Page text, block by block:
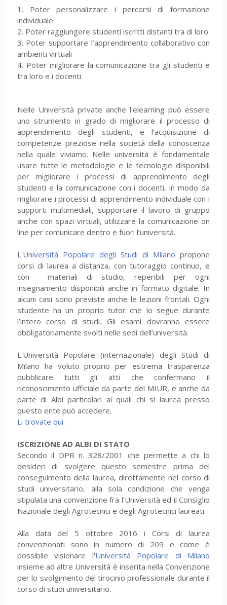
1. Poter personalizzare i percorsi di formazione
individuale
2. Poter raggiungere studenti iscritti distanti tra di loro
3. Poter supportare l’apprendimento collaborativo con
ambienti virtuali
4. Poter migliorare la comunicazione tra gli studenti e
tra loro e i docenti
Nelle Università private anche l'elearning può essere
uno strumento in grado di migliorare il processo di
apprendimento degli studenti, e l’acquisizione di
competenze preziose nella società della conoscenza
nella quale viviamo. Nelle università è fondamentale
usare tutte le metodologie e le tecnologie disponibili
per migliorare i processi di apprendimento degli
studenti e la comunicazione con i docenti, in modo da
migliorare i processi di apprendimento individuale con i
supporti multimediali, supportare il lavoro di gruppo
anche con spazi virtuali, utilizzare la comunicazione on
line per comunicare dentro e fuori l’università.
L'Università Popolare degli Studi di Milano propone
corsi di laurea a distanza, con tutoraggio continuo, e
con materiali di studio, reperibili per ogni
insegnamento disponibili anche in formato digitale. In
alcuni casi sono previste anche le lezioni frontali. Ogni
studente ha un proprio tutor che lo segue durante
l’intero corso di studi. Gli esami dovranno essere
obbligatoriamente svolti nelle sedi dell’università.
L'Università Popolare (internazionale) degli Studi di
Milano ha voluto proprio per estrema trasparenza
pubblicare tutti gli atti che confermano il
riconoscimento ufficiale da parte del MIUR, e anche da
parte di Albi particolari ai quali chi si laurea presso
questo ente può accedere.
Li trovate qui.
ISCRIZIONE AD ALBI DI STATO
Secondo il DPR n. 328/2001 che permette a chi lo
desideri di svolgere questo semestre prima del
conseguimento della laurea, direttamente nel corso di
studi universitario, alla sola condizione che venga
stipulata una convenzione fra l’Università ed il Consiglio
Nazionale degli Agrotecnici e degli Agrotecnici laureati.
Alla data del 5 ottobre 2016 i Corsi di laurea
convenzionati sono in numero di 209 e come è
possibile visionare l'Università Popolare di Milano
insieme ad altre Università è inserita nella Convenzione
per lo svolgimento del tirocinio professionale durante il
corso di studi universitario.